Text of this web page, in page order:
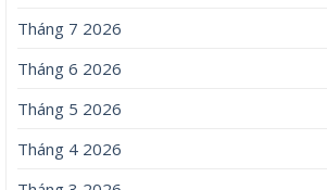
Tháng 7 2026
Tháng 6 2026
Tháng 5 2026
Tháng 4 2026